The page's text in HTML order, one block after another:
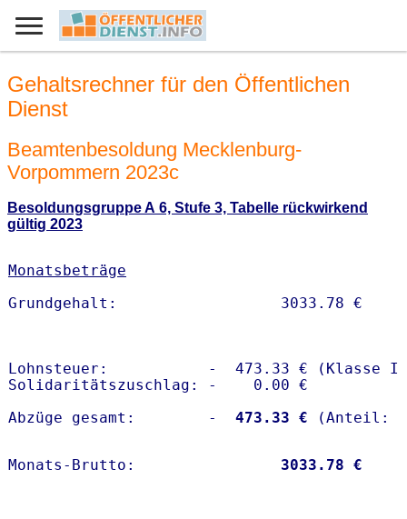
Gehaltsrechner für den Öffentlichen
Dienst
Beamtenbesoldung Mecklenburg-
Vorpommern 2023c
Besoldungsgruppe A 6, Stufe 3, Tabelle rückwirkend
gültig 2023
Monatsbeträge
Lohnsteuer:           -  473.33 € (Klasse I)
Solidaritätszuschlag: -    0.00 €
Abzüge gesamt:        -
  473.33 €
Monats-Brutto: 3033.78 €